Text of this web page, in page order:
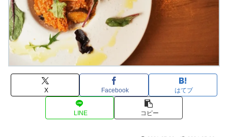
X Facebook はてブ
LINE コピー